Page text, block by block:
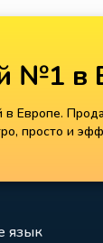
№1 в
просто и
язык